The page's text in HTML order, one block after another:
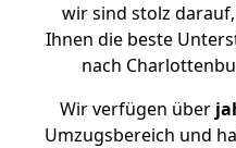
wir sind stolz
Ihnen die beste
nach
Wir verfügen über
Umzugsbereich und